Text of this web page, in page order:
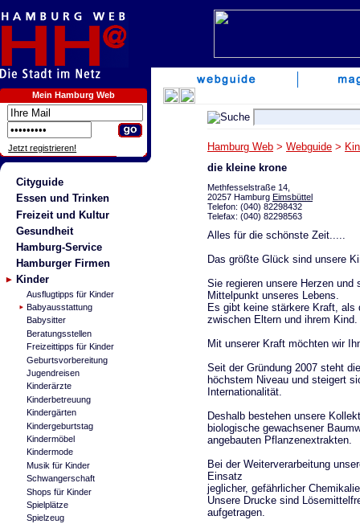
Mein Hamburg Web
Jetzt registrieren!
Cityguide
Essen und Trinken
Freizeit und Kultur
Gesundheit
Hamburg-Service
Hamburger Firmen
Kinder
Ausflugtipps für Kinder
Babyausstattung
Babysitter
Beratungsstellen
Freizeittipps für Kinder
Geburtsvorbereitung
Jugendreisen
Kinderärzte
Kinderbetreuung
Kindergärten
Kindergeburtstag
Kindermöbel
Kindermode
Musik für Kinder
Schwangerschaft
Shops für Kinder
Spielplätze
Spielzeug
Hamburg Web > Webguide >
die kleine krone
Methfesselstraße 14,
20257 Hamburg Eimsbüttel
Telefon: (040) 82298432
Telefax: (040) 82298563
Alles für die schönste Zeit.....
Das größte Glück sind unsere
Sie regieren unsere Herzen und
Mittelpunkt unseres Lebens.
Es gibt keine stärkere Kraft, als
zwischen Eltern und ihrem Kind.
Mit unserer Kraft möchten wir
Seit der Gründung 2007 steht
höchstem Niveau und steigert
Internationalität.
Deshalb bestehen unsere
biologische gewachsener
angebauten Pflanzenextrakten.
Bei der Weiterverarbeitung
Einsatz
jeglicher, gefährlicher
Unsere Drucke sind
aufgetragen.